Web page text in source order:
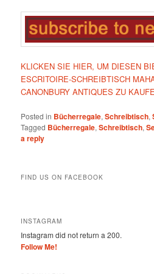
KLICKEN SIE HIER, UM DIESEN
ESCRITOIRE-SCHREIBTISCH
CANONBURY ANTIQUES ZU
Posted in Bücherregale,Schreibtisch,
Tagged Bücherregale,Schreibtisch,
a reply
FIND US ON FACEBOOK
INSTAGRAM
Instagram did not return a 200.
Follow Me!